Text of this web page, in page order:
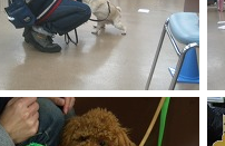
３月：わんわんウォーキン